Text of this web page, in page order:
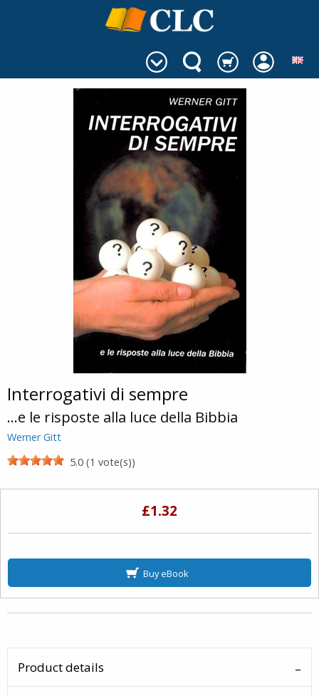
Interrogativi di sempre
...e le risposte alla luce della Bibbia
Werner Gitt
5.0 (1 vote(s))
£1.32
Buy eBook
Product details